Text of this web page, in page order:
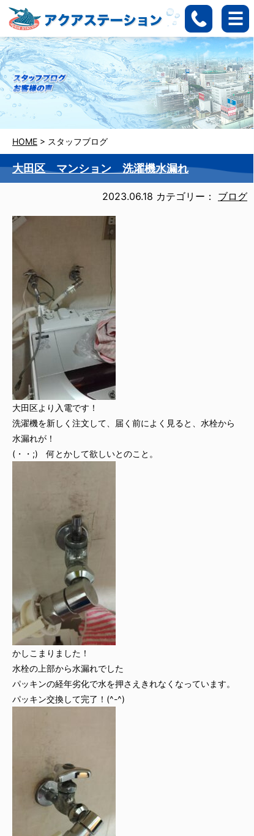
HOME > スタッフブログ
大田区 マンション 洗濯機水漏れ
2023.06.18 カテゴリー： ブログ
大田区より入電です！
洗濯機を新しく注文して、届く前によく見ると、水栓から
水漏れが！
(・・;) 何とかして欲しいとのこと。
かしこまりました！
水栓の上部から水漏れでした
パッキンの経年劣化で水を押さえきれなくなっています。
パッキン交換して完了！(^-^)